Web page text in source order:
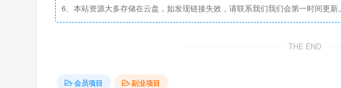
6、本站资源大多存储在云盘，如发现链接失效，请联系我们我们会第一时间更新。
THE END
会员项目
副业项目